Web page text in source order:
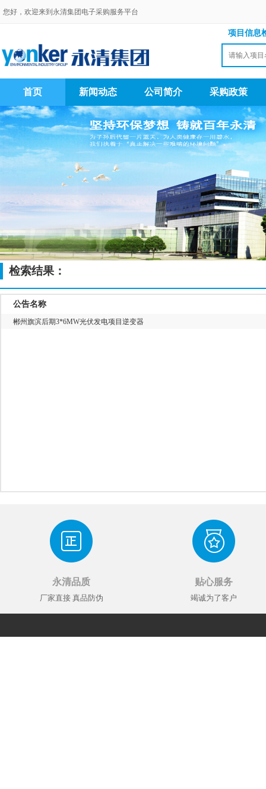
您好，欢迎来到永清集团电子采购服务平台
项目信息
首页 新闻动态 公司简介 采购政策
检索结果：
公告名称
郴州旗滨后期3*6MW光伏发电项目逆变器
永清品质
厂家直接 真品防伪
贴心服务
竭诚为了客户